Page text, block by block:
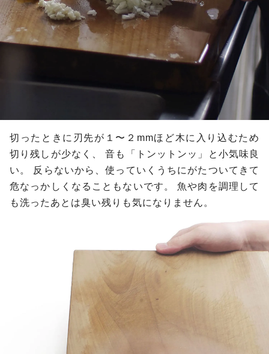
切ったときに刃先が１〜２mmほど木に入り込むため
切り残しが少なく、音も「トンットンッ」と小気味良
い。 反らないから、使っていくうちにがたついてきて
危なっかしくなることもないです。魚や肉を調理して
も洗ったあとは臭い残りも気になりません。